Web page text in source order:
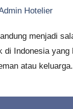
Hotelier
menjadi
di Indonesia yang
atau keluarga.